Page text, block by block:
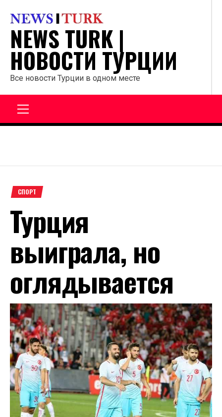
содержанию
NEWS TURK |
НОВОСТИ ТУРЦИИ
Все новости Турции в одном месте
СПОРТ
Турция
выиграла, но
оглядывается